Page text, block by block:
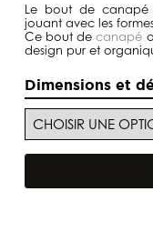
Le bout de canapé
jouant avec les
Ce bout decanapé
design pur et
Dimensions et
quantité